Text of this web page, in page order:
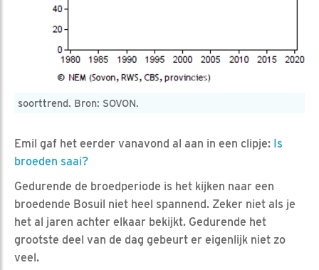
soorttrend. Bron: SOVON.
Emil gaf het eerder vanavond al aan in een clipje: Is
broeden saai?
Gedurende de broedperiode is het kijken naar een
broedende Bosuil niet heel spannend. Zeker niet als je
het al jaren achter elkaar bekijkt. Gedurende het
grootste deel van de dag gebeurt er eigenlijk niet zo
veel.